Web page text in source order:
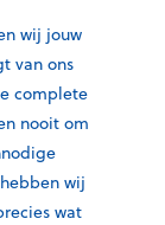
wij jouw
van ons
complete
nooit om
wij
wat